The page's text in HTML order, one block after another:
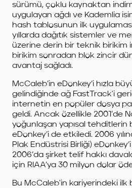
sürümü, çoklu kaynaktan
uygulayan ağdı ve Kademlia
hash tablosunun ilk
yıllarda dağıtık sistemler ve
üzerine derin bir teknik birikim
birikim sonradan blok zincir
avantaj sağladı.
McCaleb’in eDonkey’i hızla
gelindiğinde ağ FastTrack'i
internetin en popüler dosya
geldi. Ancak özellikle 2001’de
yoğunlaşan yapısal tehditlerin
eDonkey’i de etkiledi. 2006
Plak Endüstrisi Birliği)
2006’da şirket telif hakkı
için RIAA’ya 30 milyon dolar
Bu McCaleb'in kariyerindeki ilk